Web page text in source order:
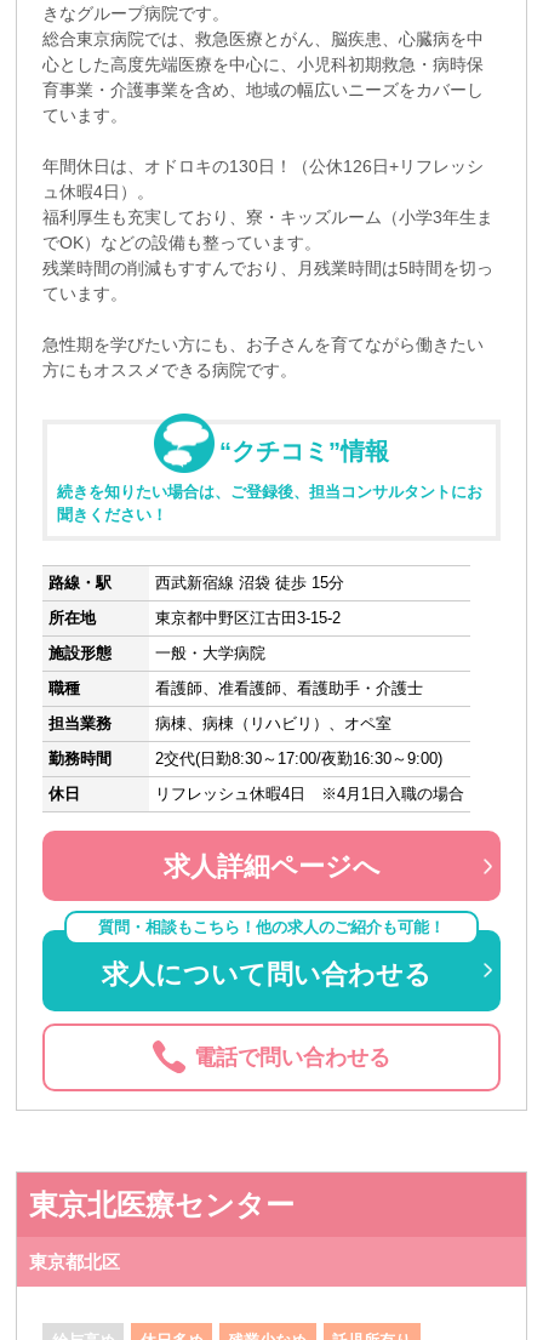
きなグループ病院です。
総合東京病院では、救急医療とがん、脳疾患、心臓病を中
心とした高度先端医療を中心に、小児科初期救急・病時保
育事業・介護事業を含め、地域の幅広いニーズをカバーし
ています。
年間休日は、オドロキの130日！（公休126日+リフレッシ
ュ休暇4日）。
福利厚生も充実しており、寮・キッズルーム（小学3年生ま
でOK）などの設備も整っています。
残業時間の削減もすすんでおり、月残業時間は5時間を切っ
ています。
急性期を学びたい方にも、お子さんを育てながら働きたい
方にもオススメできる病院です。
“クチコミ”情報
続きを知りたい場合は、ご登録後、担当コンサルタントにお
聞きください！
路線・駅
西武新宿線 沼袋 徒歩 15分
所在地
東京都中野区江古田3-15-2
施設形態
一般・大学病院
職種
看護師、准看護師、看護助手・介護士
担当業務
病棟、病棟（リハビリ）、オペ室
勤務時間
2交代(日勤8:30～17:00/夜勤16:30～9:00)
休日
リフレッシュ休暇4日 ※4月1日入職の場合
求人詳細ページへ
質問・相談もこちら！他の求人のご紹介も可能！
求人について問い合わせる
電話で問い合わせる
東京北医療センター
東京都北区